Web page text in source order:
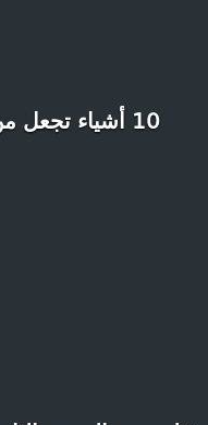
10 أشياء تجعل من المغرب بلداً يُحسد عليه